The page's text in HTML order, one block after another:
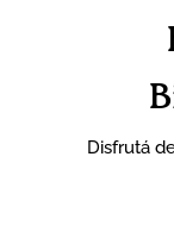
Disfrutá